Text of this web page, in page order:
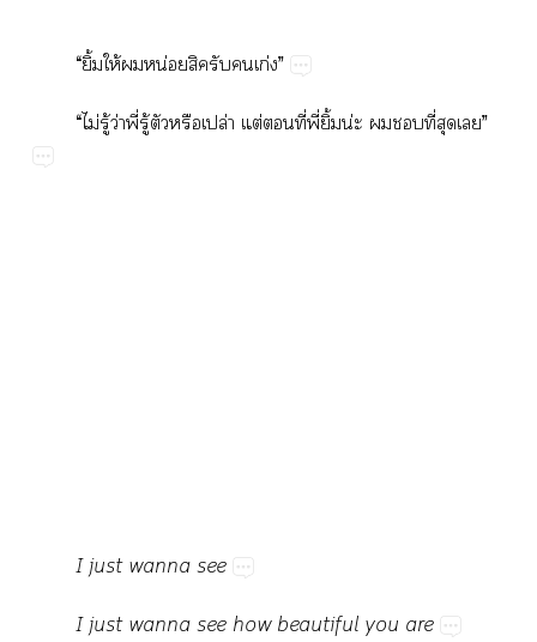
“​ิ้​ให้​​น่​​​​ก่”
“​ไม่​ู้​ว่​ี่​ู้​​​ปล่​ต่​​ี่​ี่​ิ้น่​​​ี่​​”
I​just​wanna​see
I​just​wanna​see​how​beautiful​you​are